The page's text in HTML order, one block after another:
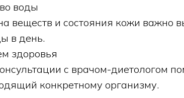
воды
веществ и состояния кожи важно
в день.
здоровья
с врачом-диетологом
конкретному организму.